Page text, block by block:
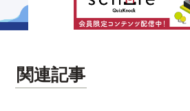
関連記事